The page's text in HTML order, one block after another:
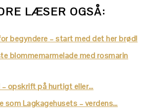
LÆSER OGSÅ:
begyndere – start med det her brød!
blommemarmelade med rosmarin
opskrift på hurtigt eller…
Lagkagehusets – verdens…